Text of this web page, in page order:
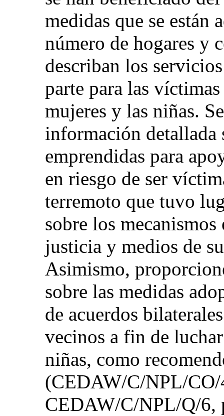
medidas que se están
número de hogares y
describan los
parte para las
mujeres y las niñas.
información detallada
emprendidas para
en riesgo de ser
terremoto que tuvo
sobre los mecanismos
justicia y medios de
Asimismo,
sobre las medidas
de acuerdos
vecinos a fin de
niñas, como
(CEDAW/C/NPL/CO/
CEDAW/C/NPL/Q/6,